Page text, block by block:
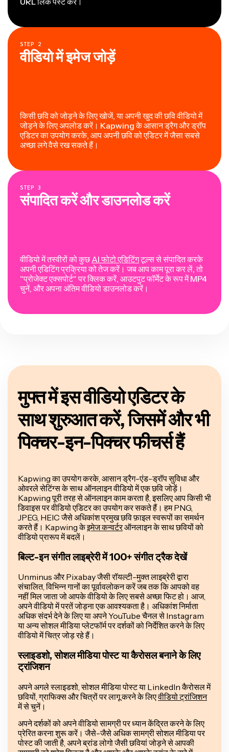
STEP 2
वीडियो में इमेज जोड़ें
किसी छवि को जोड़ने के लिए खोजें, या अपनी खुद की छवि वीडियो में
जोड़ने के लिए अपलोड करें। Kapwing के आसान ड्रैग और ड्रॉप
एडिटर का उपयोग करके, आप अपनी छवि को एडिटर में जैसा सबसे
अच्छा लगे वैसे रख सकते हैं।
STEP 3
संपादित करें और डाउनलोड करें
वीडियो में तस्वीरों को कुछAI फोटो एडिटिंगटूल्स से संपादित करके
अपनी एडिटिंग प्रक्रिया को तेज करें। जब आप काम पूरा कर लें, तो
"प्रोजेक्ट एक्सपोर्ट" पर क्लिक करें, आउटपुट फॉर्मेट के रूप में MP4
चुनें, और अपना अंतिम वीडियो डाउनलोड करें।
मुफ्त में इस वीडियो एडिटर के
साथ शुरुआत करें, जिसमें और भी
पिक्चर-इन-पिक्चर फीचर्स हैं
Kapwing का उपयोग करके, आसान ड्रैग-एंड-ड्रॉप सुविधा और
ओवरले सेटिंग्स के साथ ऑनलाइन वीडियो में एक छवि जोड़ें।
Kapwing पूरी तरह से ऑनलाइन काम करता है, इसलिए आप किसी भी
डिवाइस पर वीडियो एडिटर का उपयोग कर सकते हैं। हम PNG,
JPEG, HEIC जैसे अधिकांश प्रमुख छवि फ़ाइल स्वरूपों का समर्थन
करते हैं। Kapwing केइमेज कन्वर्टरऑनलाइन के साथ छवियों को
वीडियो प्रारूप में बदलें।
बिल्ट-इन संगीत लाइब्रेरी में 100+ संगीत ट्रैक देखें
Unminus और Pixabay जैसी रॉयल्टी-मुक्त लाइब्रेरी द्वारा
संचालित, विभिन्न गानों का पूर्वावलोकन करें जब तक कि आपको वह
नहीं मिल जाता जो आपके वीडियो के लिए सबसे अच्छा फिट हो। आज,
अपने वीडियो में परतें जोड़ना एक आवश्यकता है। अधिकांश निर्माता
अधिक संदर्भ देने के लिए या अपने YouTube चैनल से Instagram
या अन्य सोशल मीडिया प्लेटफॉर्म पर दर्शकों को निर्देशित करने के लिए
वीडियो में चित्र जोड़ रहे हैं।
स्लाइडशो, सोशल मीडिया पोस्ट या कैरोसल बनाने के लिए
ट्रांजिशन
अपने अगले स्लाइडशो, सोशल मीडिया पोस्ट या LinkedIn कैरोसल में
छवियों, ग्राफिक्स और चित्रों पर लागू करने के लिएवीडियो ट्रांजिशन
में से चुनें।
अपने दर्शकों को अपने वीडियो सामग्री पर ध्यान केंद्रित करने के लिए
प्रेरित करना शुरू करें। जैसे-जैसे अधिक सामग्री सोशल मीडिया पर
पोस्ट की जाती है, अपने ब्रांड लोगो जैसी छवियां जोड़ने से आपकी